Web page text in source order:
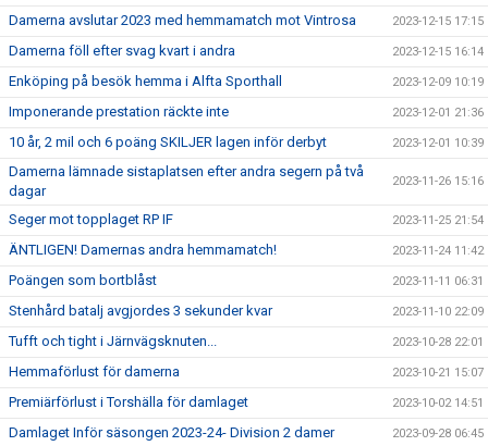
Damerna avslutar 2023 med hemmamatch mot Vintrosa 2023-12-15 17:15
Damerna föll efter svag kvart i andra 2023-12-15 16:14
Enköping på besök hemma i Alfta Sporthall 2023-12-09 10:19
Imponerande prestation räckte inte 2023-12-01 21:36
10 år, 2 mil och 6 poäng SKILJER lagen inför derbyt 2023-12-01 10:39
Damerna lämnade sistaplatsen efter andra segern på två
dagar
2023-11-26 15:16
Seger mot topplaget RP IF 2023-11-25 21:54
ÄNTLIGEN! Damernas andra hemmamatch! 2023-11-24 11:42
Poängen som bortblåst 2023-11-11 06:31
Stenhård batalj avgjordes 3 sekunder kvar 2023-11-10 22:09
Tufft och tight i Järnvägsknuten... 2023-10-28 22:01
Hemmaförlust för damerna 2023-10-21 15:07
Premiärförlust i Torshälla för damlaget 2023-10-02 14:51
Damlaget Inför säsongen 2023-24- Division 2 damer 2023-09-28 06:45